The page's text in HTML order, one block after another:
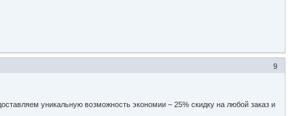
9
уникальную возможность экономии – 25% скидку на любой заказ и